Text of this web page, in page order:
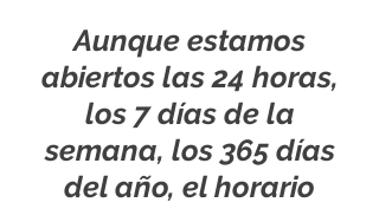
Aunque estamos
abiertos las 24 horas,
los 7 días de la
semana, los 365 días
del año, el horario